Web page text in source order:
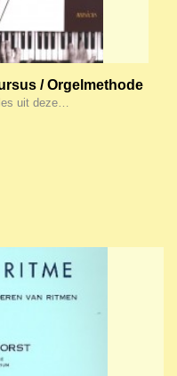
/ Orgelmethode
uit deze…